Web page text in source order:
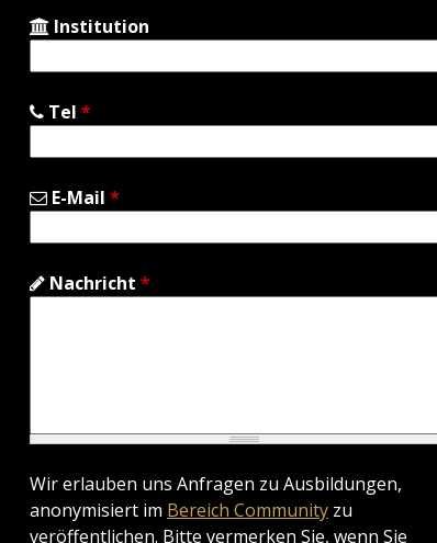
Institution
Tel *
E-Mail *
Nachricht *
Wir erlauben uns Anfragen zu Ausbildungen,
anonymisiert im Bereich Communityzu
veröffentlichen. Bitte vermerken Sie, wenn Sie